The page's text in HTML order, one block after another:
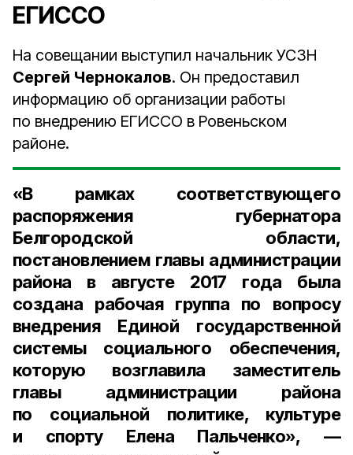
ЕГИССО
На совещании выступил начальник УСЗН
Сергей Чернокалов. Он предоставил
информацию об организации работы
по внедрению ЕГИССО в Ровеньском
районе.
«В рамках соответствующего
распоряжения губернатора
Белгородской области,
постановлением главы администрации
района в августе 2017 года была
создана рабочая группа по вопросу
внедрения Единой государственной
системы социального обеспечения,
которую возглавила заместитель
главы администрации района
по социальной политике, культуре
и спорту Елена Пальченко», —